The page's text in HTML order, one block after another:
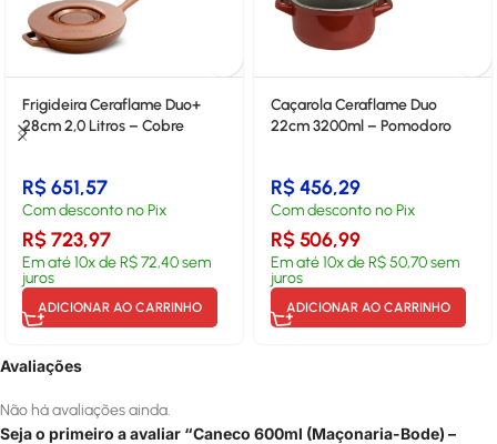
Frigideira Ceraflame Duo+
28cm 2,0 Litros – Cobre
R$651,57
Com desconto no Pix
R$723,97
Em até10x deR$72,40sem
juros
ADICIONAR AO CARRINHO
Caçarola Ceraflame Duo
22cm 3200ml – Pomodoro
R$456,29
Com desconto no Pix
R$506,99
Em até10x deR$50,70sem
juros
ADICIONAR AO CARRINHO
Avaliações
Não há avaliações ainda.
Seja o primeiro a avaliar “Caneco 600ml (Maçonaria-Bode) –